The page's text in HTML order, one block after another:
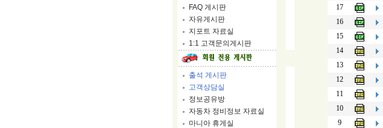
FAQ 게시판
자유게시판
지포트 자료실
1:1 고객문의게시판
출석 게시판
고객상담실
정보공유방
자동차 정비정보 자료실
마니아 휴게실
17
16
15
14
13
12
11
10
9